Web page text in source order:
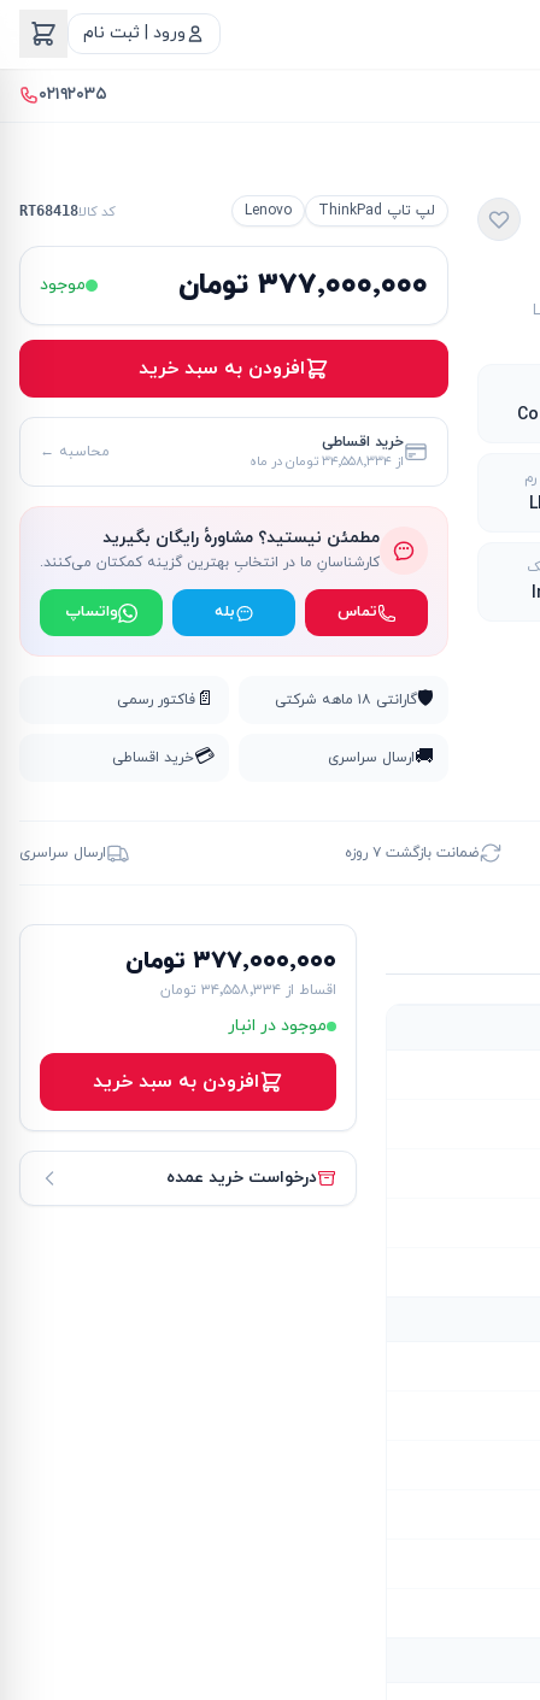
ورود | ثبت نام
۰۲۱۹۲۰۳۵
لپ تاپ ThinkPad Lenovo کد کالاRT68418
۳۷۷٬۰۰۰٬۰۰۰ تومان موجود
افزودن به سبد خرید
خرید اقساطی
از ۳۴٬۵۵۸٬۳۳۴ تومان در ماه محاسبه ←
مطمئن نیستید؟ مشاورهٔ رایگان بگیرید
کارشناسانِ ما در انتخابِ بهترین گزینه کمکتان می‌کنند.
تماس بله واتساپ
🛡️گارانتی ۱۸ ماهه شرکتی 📄 فاکتور رسمی
🚚ارسال سراسری 💳خرید اقساطی
ضمانت بازگشت ۷ روزه ارسال سراسری
۳۷۷٬۰۰۰٬۰۰۰ تومان
اقساط از ۳۴٬۵۵۸٬۳۳۴ تومان
موجود در انبار
افزودن به سبد خرید
درخواست خرید عمده